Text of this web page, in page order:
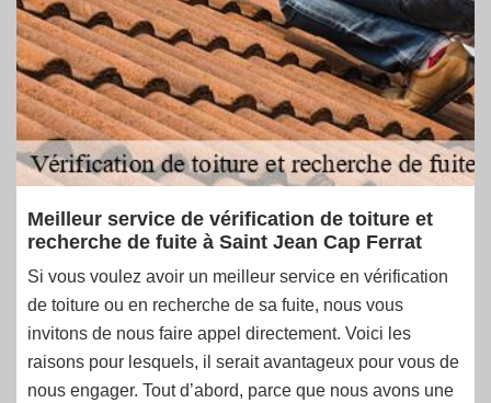
Meilleur service de vérification de toiture et
recherche de fuite à Saint Jean Cap Ferrat
Si vous voulez avoir un meilleur service en vérification
de toiture ou en recherche de sa fuite, nous vous
invitons de nous faire appel directement. Voici les
raisons pour lesquels, il serait avantageux pour vous de
nous engager. Tout d’abord, parce que nous avons une